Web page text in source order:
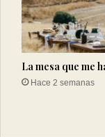
La mesa que me
Hace 2 semanas